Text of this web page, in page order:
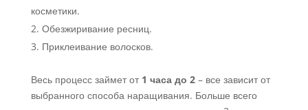
косметики.
Обезжиривание ресниц.
Приклеивание волосков.
Весь процесс займет от 1 часа до 2– все зависит от
выбранного способа наращивания. Больше всего